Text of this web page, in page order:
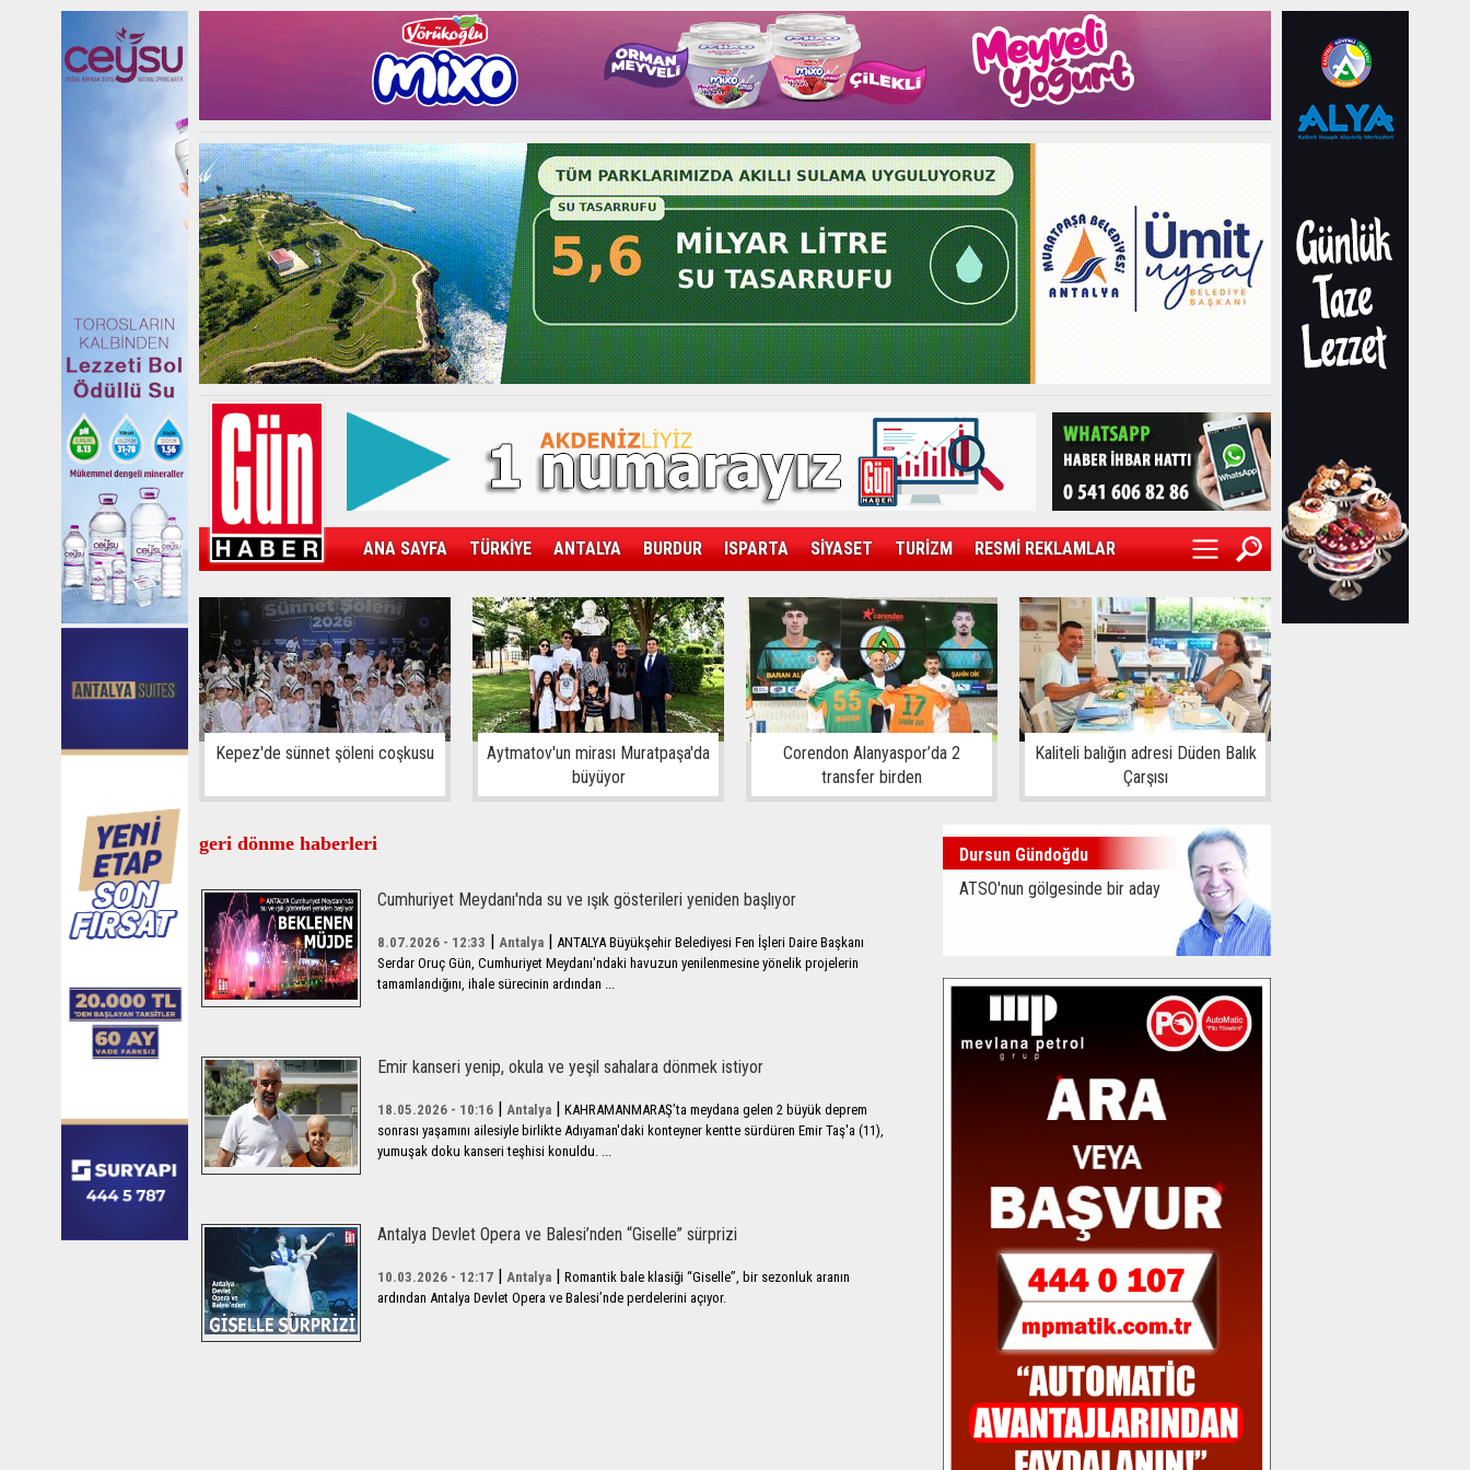
ANA SAYFA TÜRKİYE ANTALYA BURDUR ISPARTA SİYASET TURİZM RESMİ REKLAMLAR
KAMPÜS SPOR GÜN'ÜN ÜRÜNÜ SAĞLIK EKONOMİ DÜNYA
Kepez'de sünnet şöleni coşkusu
Aytmatov'un mirası Muratpaşa'da
büyüyor
Corendon Alanyaspor’da 2
transfer birden
Kaliteli balığın adresi Düden Balık
Çarşısı
geri dönme haberleri
Cumhuriyet Meydanı'nda su ve ışık gösterileri yeniden başlıyor
8.07.2026 - 12:33 | Antalya | ANTALYA Büyükşehir Belediyesi Fen İşleri Daire Başkanı
Serdar Oruç Gün, Cumhuriyet Meydanı'ndaki havuzun yenilenmesine yönelik projelerin
tamamlandığını, ihale sürecinin ardından ...
Emir kanseri yenip, okula ve yeşil sahalara dönmek istiyor
18.05.2026 - 10:16 | Antalya | KAHRAMANMARAŞ’ta meydana gelen 2 büyük deprem
sonrası yaşamını ailesiyle birlikte Adıyaman'daki konteyner kentte sürdüren Emir Taş'a (11),
yumuşak doku kanseri teşhisi konuldu. ...
Antalya Devlet Opera ve Balesi’nden “Giselle” sürprizi
10.03.2026 - 12:17 | Antalya | Romantik bale klasiği “Giselle”, bir sezonluk aranın
ardından Antalya Devlet Opera ve Balesi’nde perdelerini açıyor.
Dursun Gündoğdu
ATSO'nun gölgesinde bir aday